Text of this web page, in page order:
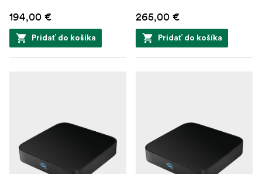
194,00 €
Pridať do košíka
265,00 €
Pridať do košíka